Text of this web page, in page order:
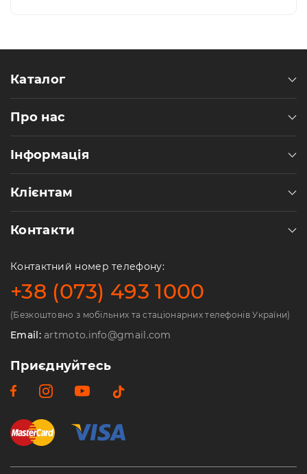
Каталог
Про нас
Інформація
Клієнтам
Контакти
Контактний номер телефону:
+38 (073) 493 1000
(Безкоштовно з мобільних та стаціонарних телефонів України)
Email:artmoto.info@gmail.com
Приєднуйтесь